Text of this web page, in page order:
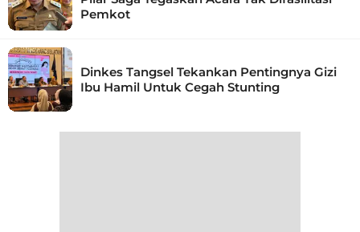
Pemkot
Dinkes Tangsel Tekankan Pentingnya Gizi
Ibu Hamil Untuk Cegah Stunting